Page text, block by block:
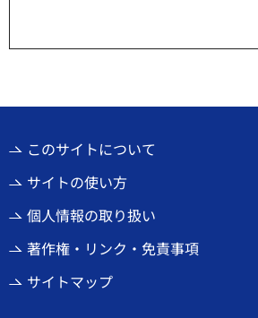
このサイトについて
サイトの使い方
個人情報の取り扱い
著作権・リンク・免責事項
サイトマップ